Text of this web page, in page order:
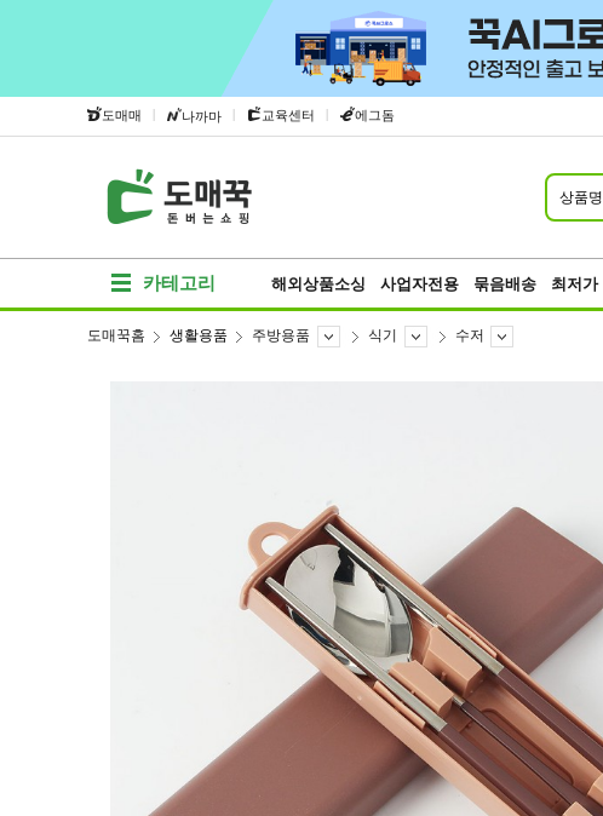
도매매 | 나까마 | 교육센터 | 에그돔
상품명
카테고리 해외상품소싱 사업자전용 묶음배송 최저가
도매꾹홈 생활용품 주방용품 식기 수저